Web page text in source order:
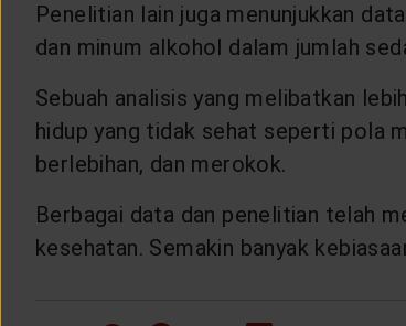
Penelitian lain juga menunjukkan
dan minum alkohol dalam jumlah
Sebuah analisis yang melibatkan
hidup yang tidak sehat seperti pola
berlebihan, dan merokok.
Berbagai data dan penelitian telah
kesehatan. Semakin banyak